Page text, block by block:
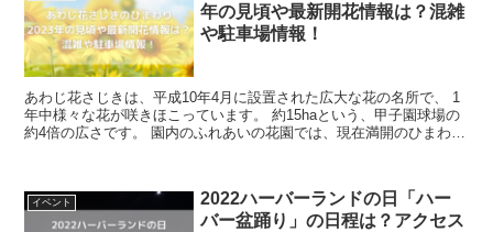
年の見頃や最新開花情報は？混雑
や駐車場情報！
あわじ花さじきは、平成10年4月に設置された広大な花の名所で、 1
年中様々な花が咲きほこっています。 約15haという、甲子園球場の
約4倍の広さです。 園内のふれあいの花園では、現在満開のひまわり
イベント
2022ハーバーランドの日「ハー
バー盆踊り」の日程は？アクセス